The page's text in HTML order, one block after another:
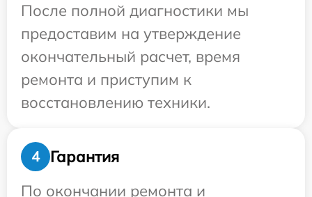
После полной диагностики мы
предоставим на утверждение
окончательный расчет, время
ремонта и приступим к
восстановлению техники.
4
Гарантия
По окончании ремонта и